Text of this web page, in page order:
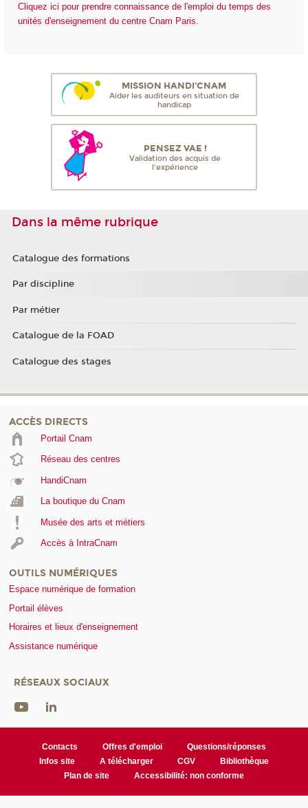
Cliquez ici pour prendre connaissance de l'emploi du temps des
unités d'enseignement du centre Cnam Paris.
MISSION HANDI'CNAM
Aider les auditeurs en situation de
handicap
PENSEZ VAE !
Validation des acquis de
l'expérience
Dans la même rubrique
Catalogue des formations
Par discipline
Par métier
Catalogue de la FOAD
Catalogue des stages
ACCÈS DIRECTS
Portail Cnam
Réseau des centres
HandiCnam
La boutique du Cnam
Musée des arts et métiers
Accès à IntraCnam
OUTILS NUMÉRIQUES
Espace numérique de formation
Portail élèves
Horaires et lieux d'enseignement
Assistance numérique
RÉSEAUX SOCIAUX
Contacts Offres d'emploi
Questions/réponses
Infos site
A télécharger CGV
Bibliothèque
Plan de site
Accessibilité: non conforme